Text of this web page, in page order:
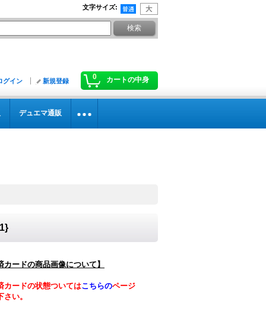
文字サイズ:
0 カートの中身
グイン 新規登録
デュエマ通販
カードの商品画像について】
カードの状態ついてはこちらのページ
い。